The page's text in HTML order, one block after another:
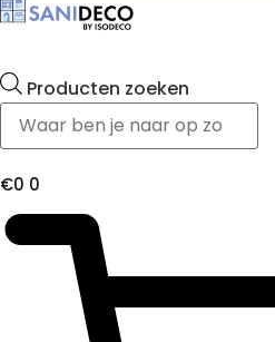
Producten zoeken
€0 0